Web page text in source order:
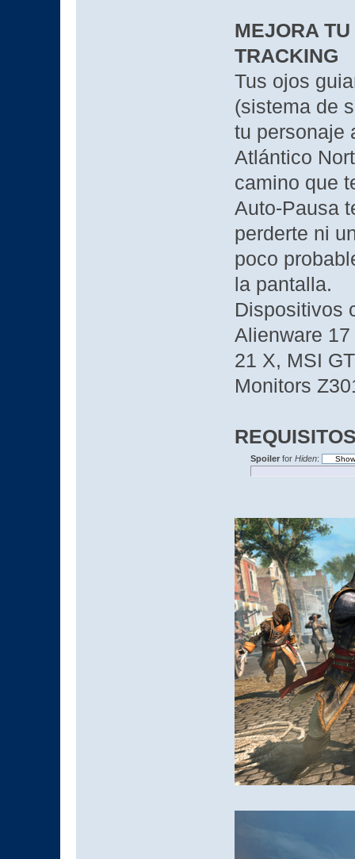
MEJORA
TRACKING
Tus ojos
(sistema de
tu personaje
Atlántico
camino que
Auto-Pausa
perderte ni
poco
la pantalla.
Dispositivos
Alienware
21 X, MSI
Monitors
Spoilerfor Hiden: